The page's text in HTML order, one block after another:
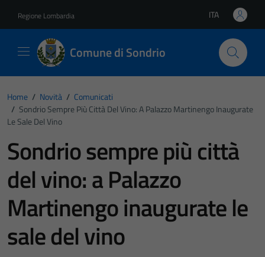
Regione Lombardia Lingua attiva:
ITA
Comune di Sondrio
Home / Novità / Comunicati
/ Sondrio Sempre Più Città Del Vino: A Palazzo Martinengo Inaugurate
Le Sale Del Vino
Sondrio sempre più città
del vino: a Palazzo
Martinengo inaugurate le
sale del vino